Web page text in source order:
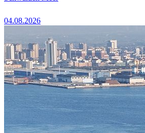
04.08.2026